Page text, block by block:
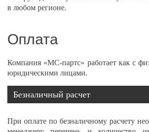
в любом регионе.
Оплата
Компания «МС-партс» работает как с
юридическими лицами.
Безналичный расчет
При оплате по безналичному расчету